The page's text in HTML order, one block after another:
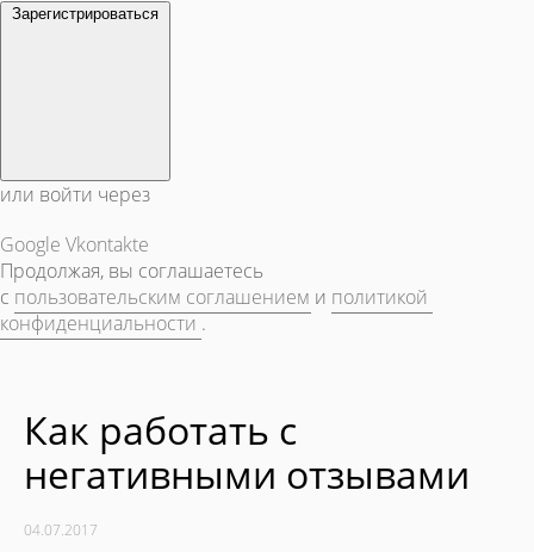
Зарегистрироваться
или войти через
Google Vkontakte
Продолжая, вы соглашаетесь
с пользовательским соглашением и политикой
конфиденциальности .
Как работать с
негативными отзывами
04.07.2017